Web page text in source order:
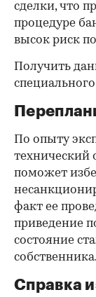
сделки, что
процедуре
высок риск
Получить
специального
По опыту
технический
поможет
факт ее
приведение
состояние
собственника.
Справка